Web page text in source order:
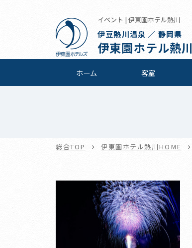
イベント | 伊東園ホテル熱川
伊豆熱川温泉 ／ 静岡県
伊東園ホテル熱川
ホーム 客室
総合TOP 伊東園ホテル熱川HOME